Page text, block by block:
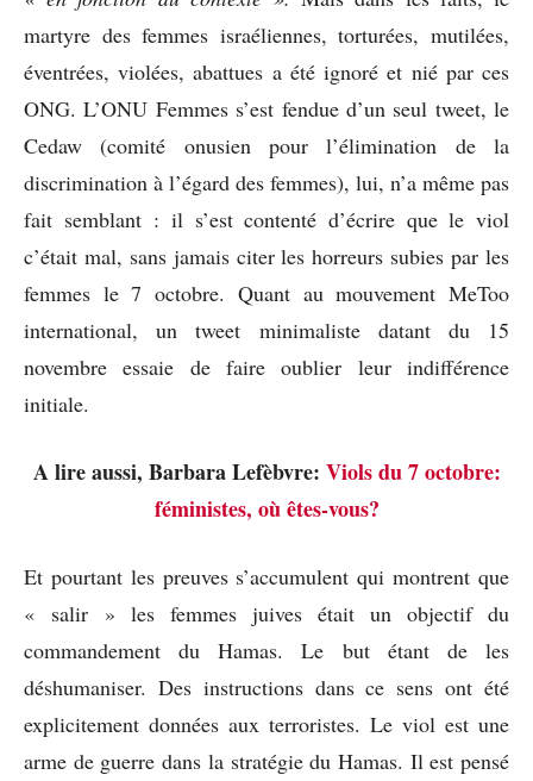
martyre des femmes israéliennes, torturées, mutilées,
éventrées, violées, abattues a été ignoré et nié par ces
ONG. L’ONU Femmes s’est fendue d’un seul tweet, le
Cedaw (comité onusien pour l’élimination de la
discrimination à l’égard des femmes), lui, n’a même pas
fait semblant : il s’est contenté d’écrire que le viol
c’était mal, sans jamais citer les horreurs subies par les
femmes le 7 octobre. Quant au mouvement MeToo
international, un tweet minimaliste datant du 15
novembre essaie de faire oublier leur indifférence
initiale.
A lire aussi, Barbara Lefèbvre: Viols du 7 octobre:
féministes, où êtes-vous?
Et pourtant les preuves s’accumulent qui montrent que
« salir » les femmes juives était un objectif du
commandement du Hamas. Le but étant de les
déshumaniser. Des instructions dans ce sens ont été
explicitement données aux terroristes. Le viol est une
arme de guerre dans la stratégie du Hamas. Il est pensé